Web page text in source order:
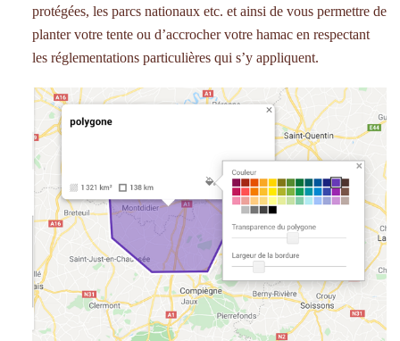
protégées, les parcs nationaux etc. et ainsi de vous permettre de
planter votre tente ou d’accrocher votre hamac en respectant
les réglementations particulières qui s’y appliquent.